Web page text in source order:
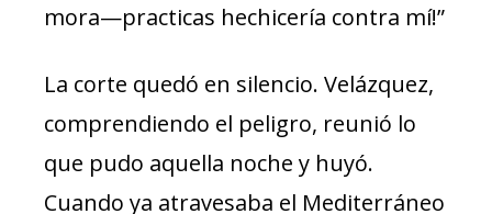
mora—practicas hechicería contra mí!”
La corte quedó en silencio. Velázquez,
comprendiendo el peligro, reunió lo
que pudo aquella noche y huyó.
Cuando ya atravesaba el Mediterráneo